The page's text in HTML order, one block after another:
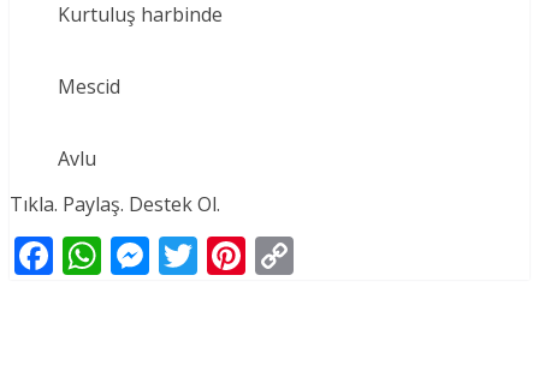
Kurtuluş harbinde
Mescid
Avlu
Tıkla. Paylaş. Destek Ol.
Facebook
WhatsApp
Messenger
TwitterPinterest